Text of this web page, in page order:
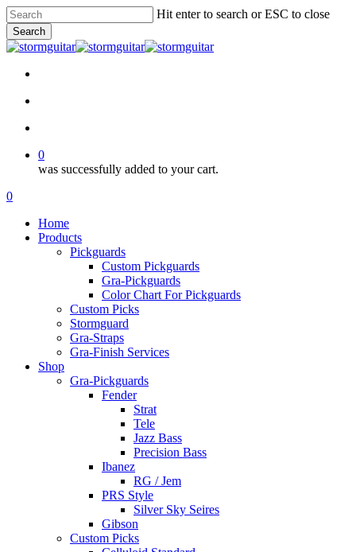
Skip
to
main
content
Hit enter to search or ESC to close
Search
Close
0
was successfully added to your cart.
Menu
search
account
0
Home
Products
Pickguards
Custom Pickguards
Gra-Pickguards
Color Chart For Pickguards
Custom Picks
Stormguard
Gra-Straps
Gra-Finish Services
Shop
Gra-Pickguards
Fender
Strat
Tele
Jazz Bass
Precision Bass
Ibanez
RG / Jem
PRS Style
Silver Sky Seires
Gibson
Custom Picks